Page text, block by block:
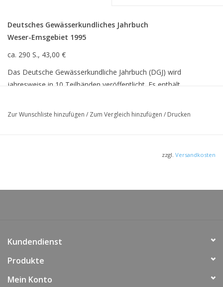
Deutsches Gewässerkundliches Jahrbuch
Weser-Emsgebiet 1995
ca. 290 S., 43,00 €
Das Deutsche Gewässerkundliche Jahrbuch (DGJ) wird
jahresweise in 10 Teilbänden veröffentlicht. Es enthält
Grundlage für die wasserwirtschaftliche Praxis und Forschung.
Gewässerkundlichen Dienststellen der Bundesländer Hessen,
Zur Wunschliste hinzufügen / Zum Vergleich hinzufügen / Drucken
zzgl. Versandkosten
Kundendienst
Produkte
Mein Konto